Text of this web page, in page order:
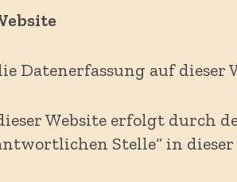
Datenerfassung auf dieser
Website erfolgt durch
Stelle“ in